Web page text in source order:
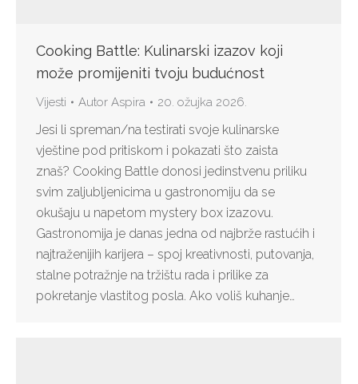
Cooking Battle: Kulinarski izazov koji
može promijeniti tvoju budućnost
Vijesti Autor Aspira 20. ožujka 2026.
Jesi li spreman/na testirati svoje kulinarske
vještine pod pritiskom i pokazati što zaista
znaš? Cooking Battle donosi jedinstvenu priliku
svim zaljubljenicima u gastronomiju da se
okušaju u napetom mystery box izazovu.
Gastronomija je danas jedna od najbrže rastućih i
najtraženijih karijera – spoj kreativnosti, putovanja,
stalne potražnje na tržištu rada i prilike za
pokretanje vlastitog posla. Ako voliš kuhanje…